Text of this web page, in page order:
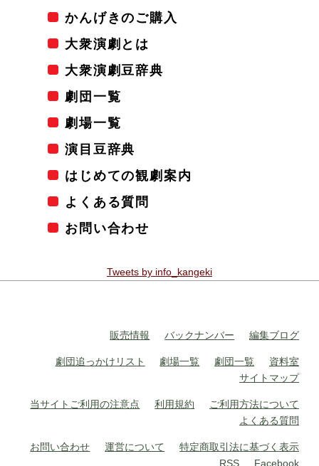
かんげきのご購入
大衆演劇とは
大衆演劇豆辞典
劇団一覧
劇場一覧
演目豆辞典
はじめての観劇案内
よくある質問
お問い合わせ
Tweets by info_kangeki
販売情報 バックナンバー 編集ブログ
劇団追っかけリスト 劇場一覧 劇団一覧
資料室
サイトマップ
当サイトご利用の注意点 利用規約
ご利用方法について
よくある質問
お問い合わせ 運営について
特定商取引法に基づく表示
RSS
Facebook